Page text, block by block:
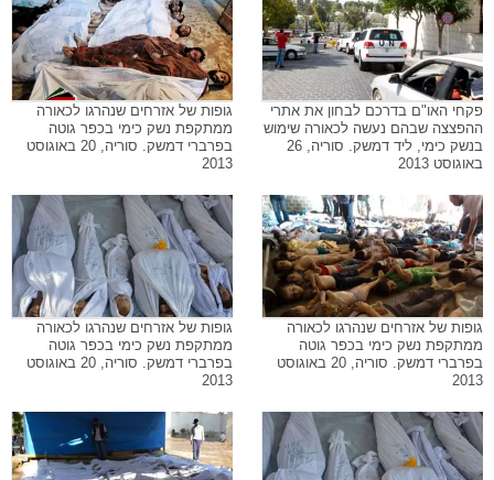
פקחי האו"ם בדרכם לבחון את אתרי
ההפצצה שבהם נעשה לכאורה שימוש
בנשק כימי, ליד דמשק. סוריה, 26
באוגוסט 2013
גופות של אזרחים שנהרגו לכאורה
ממתקפת נשק כימי בכפר גוטה
בפרברי דמשק. סוריה, 20 באוגוסט
2013
גופות של אזרחים שנהרגו לכאורה
ממתקפת נשק כימי בכפר גוטה
בפרברי דמשק. סוריה, 20 באוגוסט
2013
גופות של אזרחים שנהרגו לכאורה
ממתקפת נשק כימי בכפר גוטה
בפרברי דמשק. סוריה, 20 באוגוסט
2013